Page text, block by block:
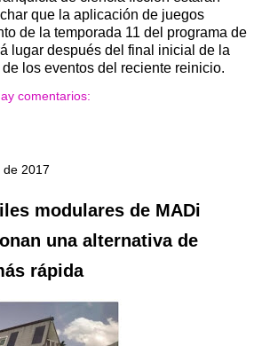
que la aplicación de juegos
de la temporada 11 del programa de
lugar después del final inicial de la
los eventos del reciente reinicio.
comentarios:
de 2017
modulares de MADi
una alternativa de
rápida